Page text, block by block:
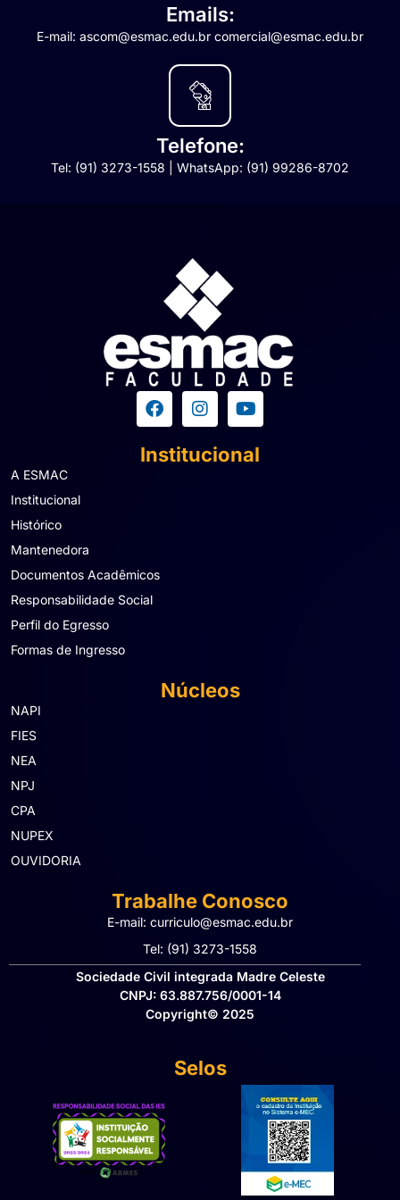
Emails:
E-mail: ascom@esmac.edu.br comercial@esmac.edu.br
Telefone:
Tel: (91) 3273-1558 | WhatsApp: (91) 99286-8702
Institucional
A ESMAC
Institucional
Histórico
Mantenedora
Documentos Acadêmicos
Responsabilidade Social
Perfil do Egresso
Formas de Ingresso
Núcleos
NAPI
FIES
NEA
NPJ
CPA
NUPEX
OUVIDORIA
Trabalhe Conosco
E-mail: curriculo@esmac.edu.br
Tel: (91) 3273-1558​
Sociedade Civil integrada Madre Celeste
CNPJ: 63.887.756/0001-14
Copyright© 2025
Selos